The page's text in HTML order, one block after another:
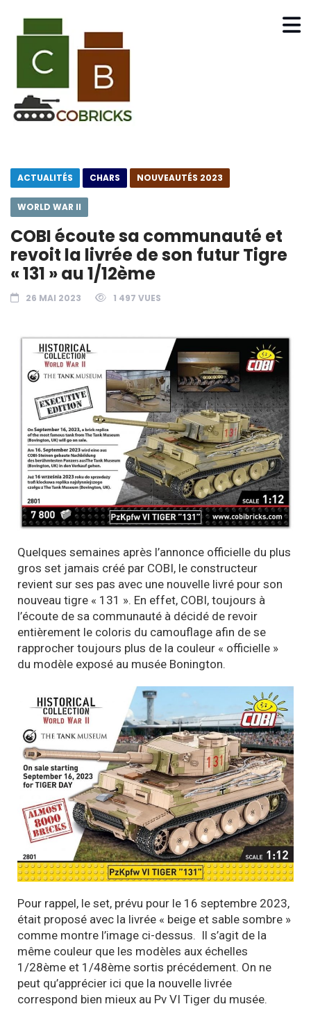
ACTUALITÉS CHARS NOUVEAUTÉS 2023
WORLD WAR II
COBI écoute sa communauté et
revoit la livrée de son futur Tigre
« 131 » au 1/12ème
26 MAI 2023 1 497 VUES
Quelques semaines après l’annonce officielle du plus
gros set jamais créé par COBI, le constructeur
revient sur ses pas avec une nouvelle livré pour son
nouveau tigre « 131 ». En effet, COBI, toujours à
l’écoute de sa communauté à décidé de revoir
entièrement le coloris du camouflage afin de se
rapprocher toujours plus de la couleur « officielle »
du modèle exposé au musée Bonington.
Pour rappel, le set, prévu pour le 16 septembre 2023,
était proposé avec la livrée « beige et sable sombre »
comme montre l’image ci-dessus. Il s’agit de la
même couleur que les modèles aux échelles
1/28ème et 1/48ème sortis précédement. On ne
peut qu’apprécier ici que la nouvelle livrée
correspond bien mieux au Pv VI Tiger du musée.